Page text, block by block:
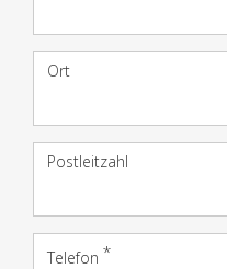
Ort
Postleitzahl
Telefon